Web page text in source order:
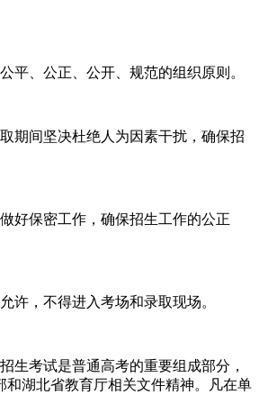
平、公正、公开、规范的组织原则。
期间坚决杜绝人为因素干扰，确保招
好保密工作，确保招生工作的公正
许，不得进入考场和录取现场。
生考试是普通高考的重要组成部分，
和湖北省教育厅相关文件精神。凡在单